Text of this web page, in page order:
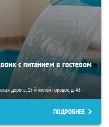
с питанием в гостевом
дорога, 15-й жилой городок, д. 43
ПОДРОБНЕЕ